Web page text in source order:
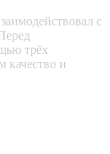
с
трёх
качество и